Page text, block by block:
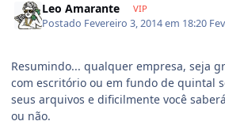
Leo Amarante VIP
Postado Fevereiro 3, 2014 em 18:20
Resumindo... qualquer empresa, seja
com escritório ou em fundo de quintal
seus arquivos e dificilmente você
ou não.